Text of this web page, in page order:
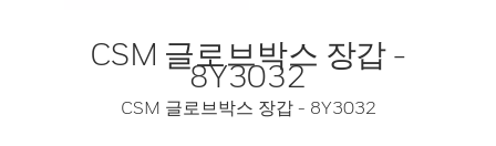
CSM 글로브박스 장갑 -
8Y3032
CSM 글로브박스 장갑 - 8Y3032